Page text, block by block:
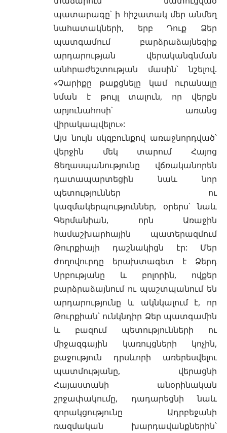
պատարագը՝ ի հիշատակ մեր անմեղ
նահատակների, երբ Դուք Ձեր
պատգամում բարձրաձայնեցիք
արդարության վերականգնման
անհրաժեշտության մասին՝ նշելով.
«Չարիքը թաքցնելը կամ ուրանալը
նման է թույլ տալուն, որ վերքն
արյունահոսի՝ առանց
վիրակապվելու»:
Այս նույն սկզբունքով առաջնորդված՝
վերջին մեկ տարում Հայոց
Ցեղասպանությունը վճռականորեն
դատապարտեցին նաև նոր
պետություններ ու
կազմակերպություններ, օրերս՝ նաև
Գերմանիան, որն Առաջին
համաշխարհային պատերազմում
Թուրքիայի դաշնակիցն էր: Մեր
ժողովուրդը երախտագետ է Ձերդ
Սրբությանը և բոլորին, ովքեր
բարձրաձայնում ու պաշտպանում են
արդարությունը և ակնկալում է, որ
Թուրքիան՝ ունկնդիր Ձեր պատգամին
և բազում պետությունների ու
միջազգային կառույցների կոչին,
քաջություն դրսևորի առերեսվելու
պատմությանը, վերացնի
Հայաստանի անօրինական
շրջափակումը, դադարեցնի նաև
զորակցությունը Ադրբեջանի
ռազմական խարդավանքներին՝